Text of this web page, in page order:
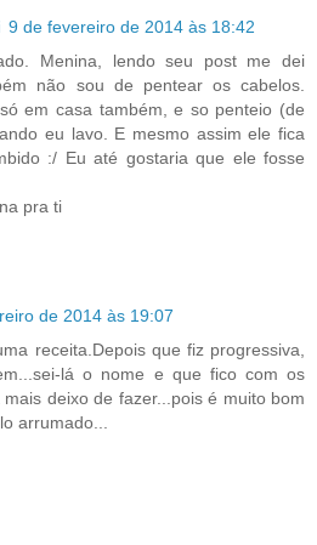
9 de fevereiro de 2014 às 18:42
Menina, lendo seu post me dei
não sou de pentear os cabelos.
em casa também, e so penteio (de
eu lavo. E mesmo assim ele fica
:/ Eu até gostaria que ele fosse
pra ti
de 2014 às 19:07
receita.Depois que fiz progressiva,
lá o nome e que fico com os
deixo de fazer...pois é muito bom
arrumado...